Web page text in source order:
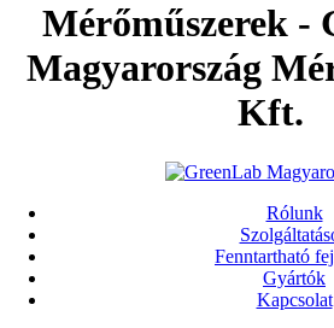
Mérőműszerek -
Magyarország
Kft.
Rólunk
Fenntartható
Gyártók
Kapcsolat